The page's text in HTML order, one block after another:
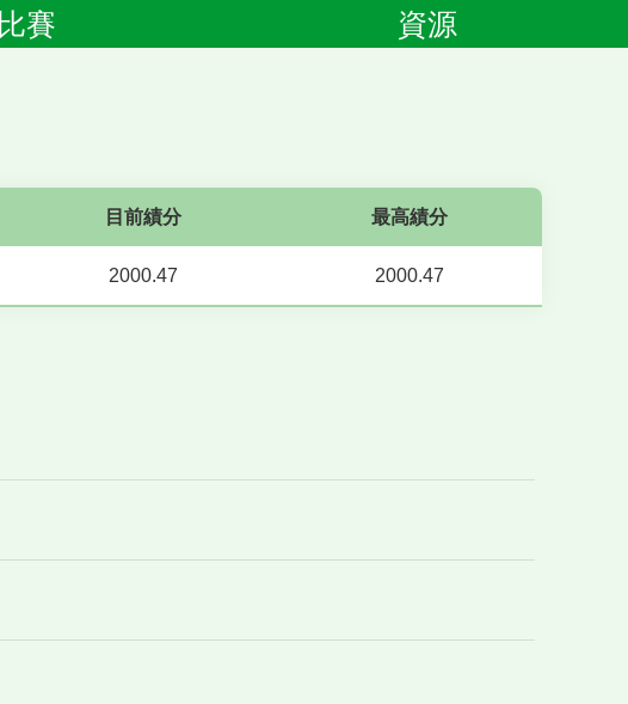
比賽 資源
目前績分 最高績分
2000.47 2000.47